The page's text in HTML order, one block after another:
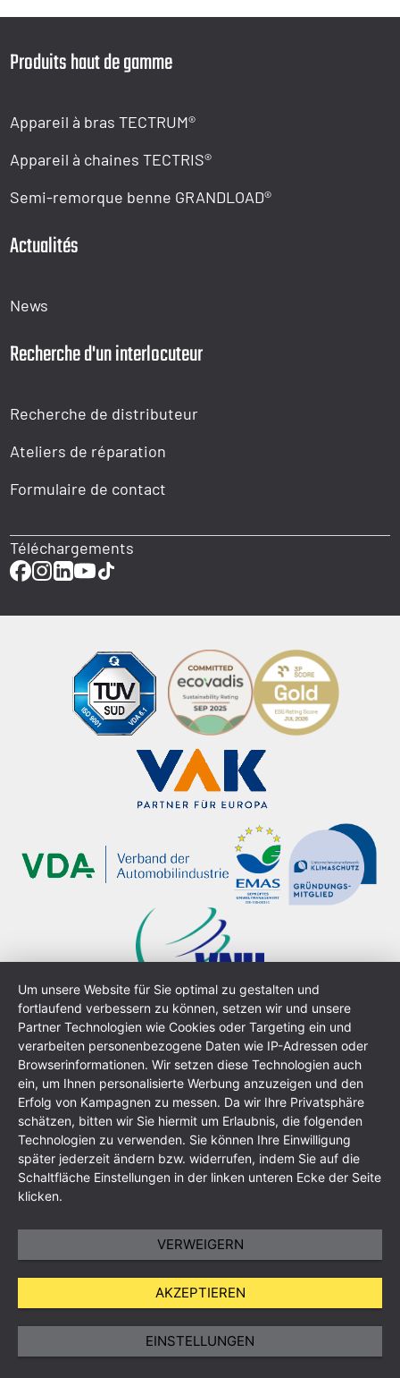
Produits haut de gamme
Appareil à bras TECTRUM®
Appareil à chaines TECTRIS®
Semi-remorque benne GRANDLOAD®
Actualités
News
Recherche d'un interlocuteur
Recherche de distributeur
Ateliers de réparation
Formulaire de contact
Téléchargements
Mentions légales
Déclaration de confidentialité des données
Conditions généralesPlan du site
Um unsere Website für Sie optimal zu gestalten und
fortlaufend verbessern zu können, setzen wir und unsere
Partner Technologien wie Cookies oder Targeting ein und
verarbeiten personenbezogene Daten wie IP-Adressen oder
Browserinformationen. Wir setzen diese Technologien auch
ein, um Ihnen personalisierte Werbung anzuzeigen und den
Erfolg von Kampagnen zu messen. Da wir Ihre Privatsphäre
schätzen, bitten wir Sie hiermit um Erlaubnis, die folgenden
Technologien zu verwenden. Sie können Ihre Einwilligung
später jederzeit ändern bzw. widerrufen, indem Sie auf die
Schaltfläche Einstellungen in der linken unteren Ecke der Seite
klicken.
VERWEIGERN
AKZEPTIEREN
EINSTELLUNGEN